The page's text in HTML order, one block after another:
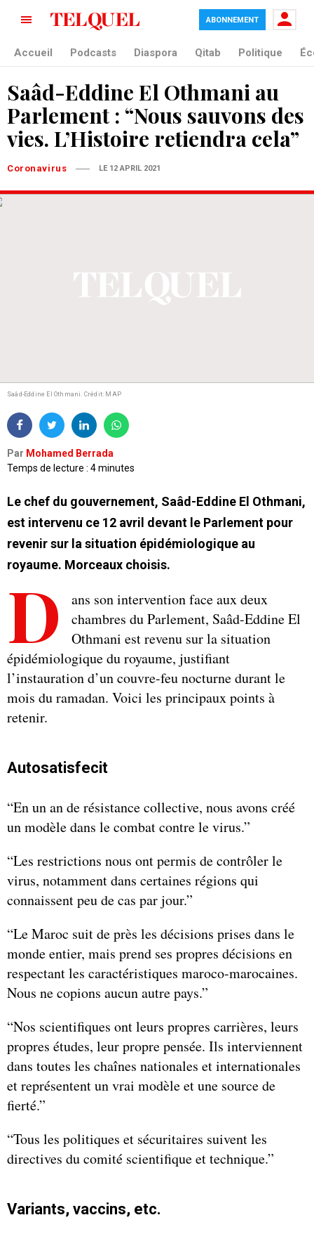
ABONNEMENT
Accueil Podcasts Diaspora Qitab Politique
Saâd-Eddine El Othmani au
Parlement : “Nous sauvons des
vies. L’Histoire retiendra cela”
Coronavirus LE 12 APRIL 2021
Saâd-Eddine El Othmani. Crédit: MAP
Par Mohamed Berrada
Temps de lecture : 4 minutes
Le chef du gouvernement, Saâd-Eddine El Othmani,
est intervenu ce 12 avril devant le Parlement pour
revenir sur la situation épidémiologique au
royaume. Morceaux choisis.
D
ans son intervention face aux deux
chambres du Parlement, Saâd-Eddine El
Othmani est revenu sur la situation
épidémiologique du royaume, justifiant
l’instauration d’un couvre-feu nocturne durant le
mois du ramadan. Voici les principaux points à
retenir.
Autosatisfecit
“En un an de résistance collective, nous avons créé
un modèle dans le combat contre le virus.”
“Les restrictions nous ont permis de contrôler le
virus, notamment dans certaines régions qui
connaissent peu de cas par jour.”
“Le Maroc suit de près les décisions prises dans le
monde entier, mais prend ses propres décisions en
respectant les caractéristiques maroco-marocaines.
Nous ne copions aucun autre pays.”
“Nos scientifiques ont leurs propres carrières, leurs
propres études, leur propre pensée. Ils interviennent
dans toutes les chaînes nationales et internationales
et représentent un vrai modèle et une source de
fierté.”
“Tous les politiques et sécuritaires suivent les
directives du comité scientifique et technique.”
Variants, vaccins, etc.